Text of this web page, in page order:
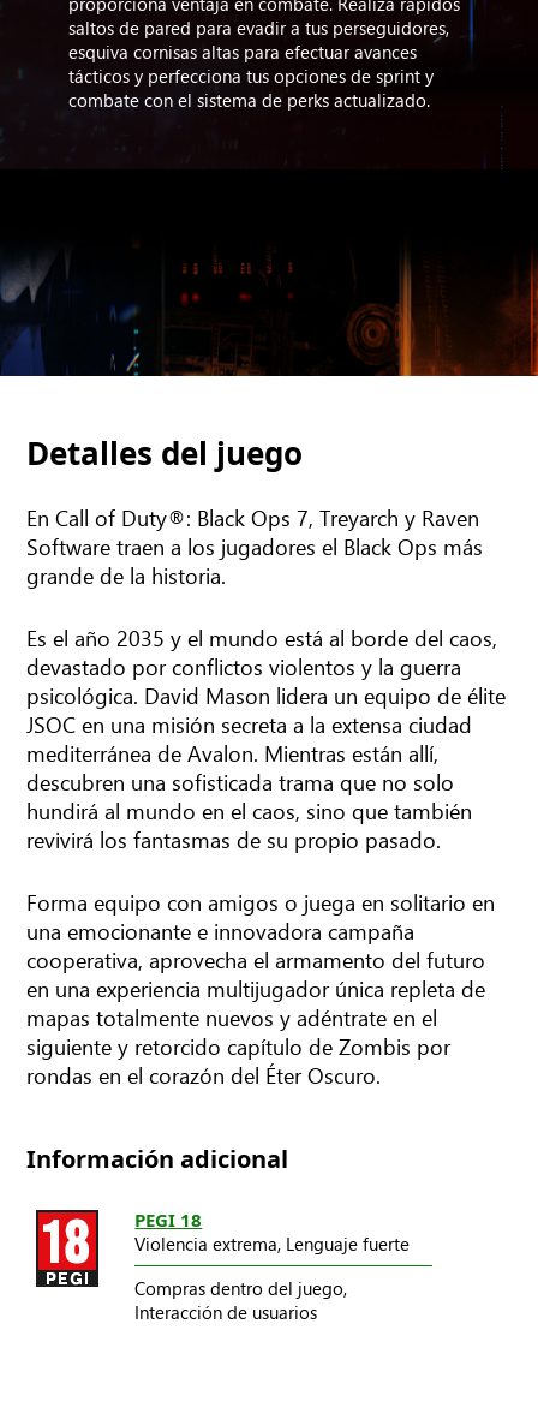
saltos de pared para evadir a tus perseguidores,
esquiva cornisas altas para efectuar avances
tácticos y perfecciona tus opciones de sprint y
combate con el sistema de perks actualizado.
Detalles del juego
En Call of Duty®: Black Ops 7, Treyarch y Raven
Software traen a los jugadores el Black Ops más
grande de la historia.
Es el año 2035 y el mundo está al borde del caos,
devastado por conflictos violentos y la guerra
psicológica. David Mason lidera un equipo de élite
JSOC en una misión secreta a la extensa ciudad
mediterránea de Avalon. Mientras están allí,
descubren una sofisticada trama que no solo
hundirá al mundo en el caos, sino que también
revivirá los fantasmas de su propio pasado.
Forma equipo con amigos o juega en solitario en
una emocionante e innovadora campaña
cooperativa, aprovecha el armamento del futuro
en una experiencia multijugador única repleta de
mapas totalmente nuevos y adéntrate en el
siguiente y retorcido capítulo de Zombis por
rondas en el corazón del Éter Oscuro.
Información adicional
PEGI 18
Violencia extrema, Lenguaje fuerte
Compras dentro del juego,
Interacción de usuarios